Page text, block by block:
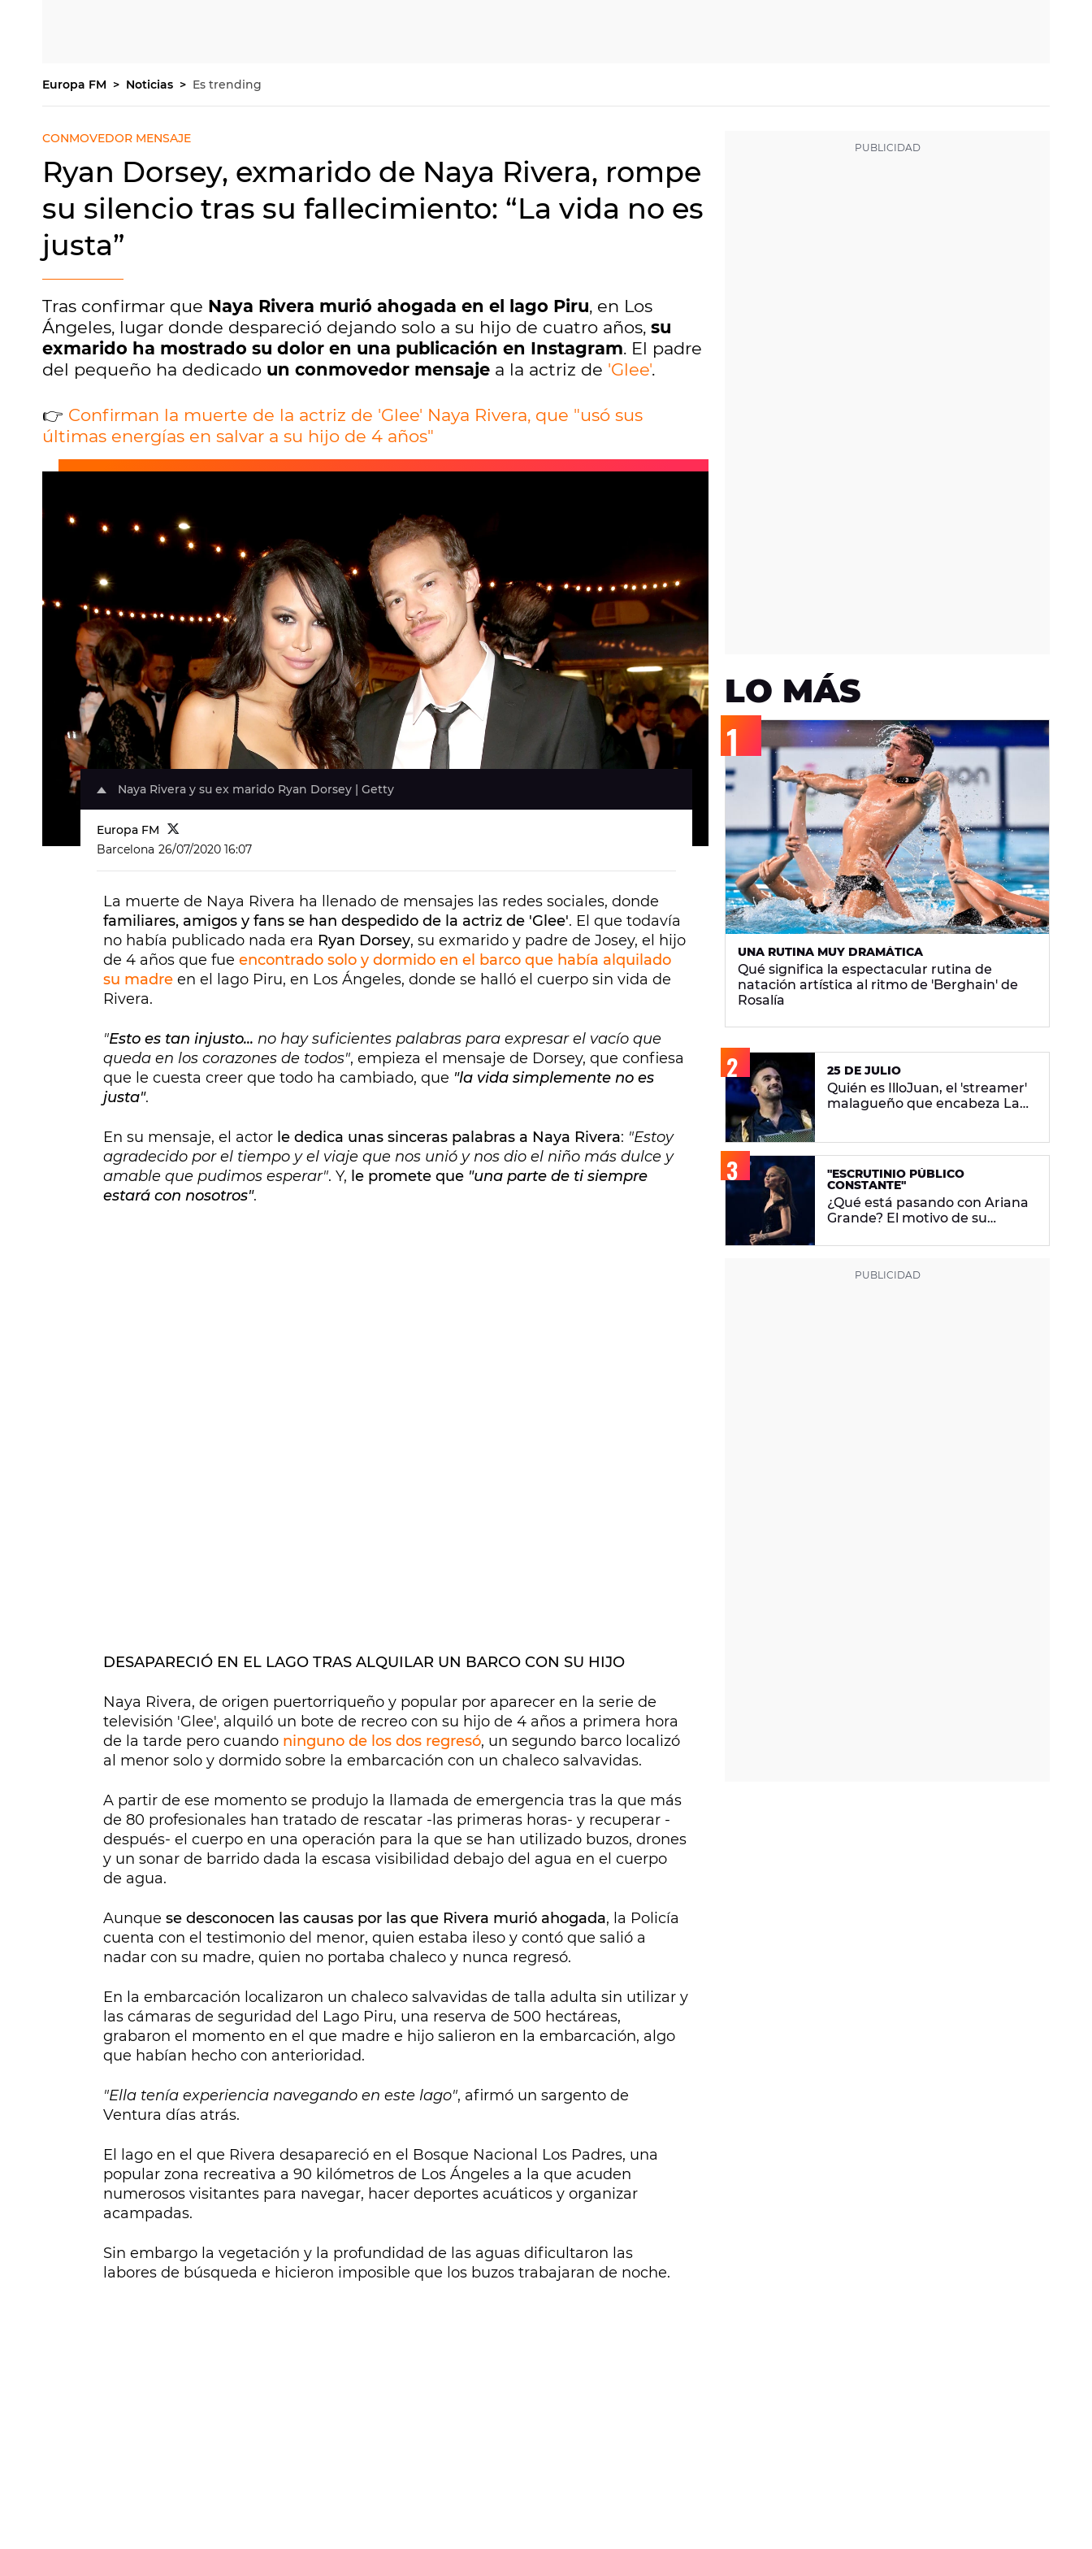
Europa FM Noticias Es trending
CONMOVEDOR MENSAJE
Ryan Dorsey, exmarido de Naya Rivera, rompe
su silencio tras su fallecimiento: “La vida no es
justa”
Tras confirmar que Naya Rivera murió ahogada en el lago Piru, en Los
Ángeles, lugar donde despareció dejando solo a su hijo de cuatro años, su
exmarido ha mostrado su dolor en una publicación en Instagram. El padre
del pequeño ha dedicado un conmovedor mensaje a la actriz de 'Glee'.
👉 Confirman la muerte de la actriz de 'Glee' Naya Rivera, que "usó sus
últimas energías en salvar a su hijo de 4 años"
Naya Rivera y su ex marido Ryan Dorsey | Getty
Europa FM
Barcelona 26/07/2020 16:07
La muerte de Naya Rivera ha llenado de mensajes las redes sociales, donde
familiares, amigos y fans se han despedido de la actriz de 'Glee'. El que todavía
no había publicado nada era Ryan Dorsey, su exmarido y padre de Josey, el hijo
de 4 años que fue encontrado solo y dormido en el barco que había alquilado
su madre en el lago Piru, en Los Ángeles, donde se halló el cuerpo sin vida de
Rivera.
"Esto es tan injusto... no hay suficientes palabras para expresar el vacío que
queda en los corazones de todos", empieza el mensaje de Dorsey, que confiesa
que le cuesta creer que todo ha cambiado, que "la vida simplemente no es
justa".
En su mensaje, el actor le dedica unas sinceras palabras a Naya Rivera: "Estoy
agradecido por el tiempo y el viaje que nos unió y nos dio el niño más dulce y
amable que pudimos esperar". Y, le promete que "una parte de ti siempre
estará con nosotros".
DESAPARECIÓ EN EL LAGO TRAS ALQUILAR UN BARCO CON SU HIJO
Naya Rivera, de origen puertorriqueño y popular por aparecer en la serie de
televisión 'Glee', alquiló un bote de recreo con su hijo de 4 años a primera hora
de la tarde pero cuando ninguno de los dos regresó, un segundo barco localizó
al menor solo y dormido sobre la embarcación con un chaleco salvavidas.
A partir de ese momento se produjo la llamada de emergencia tras la que más
de 80 profesionales han tratado de rescatar -las primeras horas- y recuperar -
después- el cuerpo en una operación para la que se han utilizado buzos, drones
y un sonar de barrido dada la escasa visibilidad debajo del agua en el cuerpo
de agua.
Aunque se desconocen las causas por las que Rivera murió ahogada, la Policía
cuenta con el testimonio del menor, quien estaba ileso y contó que salió a
nadar con su madre, quien no portaba chaleco y nunca regresó.
En la embarcación localizaron un chaleco salvavidas de talla adulta sin utilizar y
las cámaras de seguridad del Lago Piru, una reserva de 500 hectáreas,
grabaron el momento en el que madre e hijo salieron en la embarcación, algo
que habían hecho con anterioridad.
"Ella tenía experiencia navegando en este lago", afirmó un sargento de
Ventura días atrás.
El lago en el que Rivera desapareció en el Bosque Nacional Los Padres, una
popular zona recreativa a 90 kilómetros de Los Ángeles a la que acuden
numerosos visitantes para navegar, hacer deportes acuáticos y organizar
acampadas.
Sin embargo la vegetación y la profundidad de las aguas dificultaron las
labores de búsqueda e hicieron imposible que los buzos trabajaran de noche.
LO MÁS
UNA RUTINA MUY DRAMÁTICA
Qué significa la espectacular rutina de
natación artística al ritmo de 'Berghain' de
Rosalía
25 DE JULIO
Quién es IlloJuan, el 'streamer'
malagueño que encabeza La
"ESCRUTINIO PÚBLICO
CONSTANTE"
¿Qué está pasando con Ariana
Grande? El motivo de su